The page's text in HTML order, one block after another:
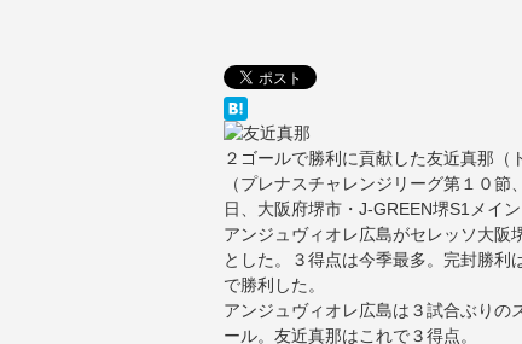
２ゴールで勝利に貢献した友近真那（
（プレナスチャレンジリーグ第１０
日、大阪府堺市・J-GREEN堺S1メイン
アンジュヴィオレ広島がセレッソ大阪
とした。３得点は今季最多。完封勝利
で勝利した。
アンジュヴィオレ広島は３試合ぶりの
ール。友近真那はこれで３得点。